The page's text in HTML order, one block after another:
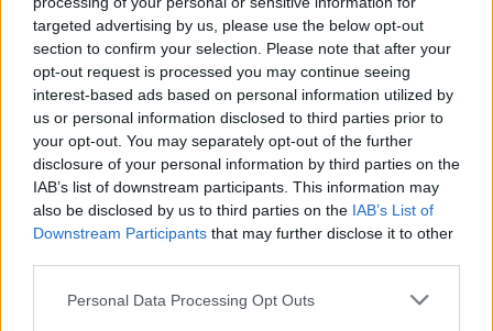
targeted advertising by us, please use the below opt-out
section to confirm your selection. Please note that after your
opt-out request is processed you may continue seeing
interest-based ads based on personal information utilized by
us or personal information disclosed to third parties prior to
your opt-out. You may separately opt-out of the further
disclosure of your personal information by third parties on the
IAB’s list of downstream participants. This information may
also be disclosed by us to third parties on the IAB’s List of
Downstream Participants that may further disclose it to other
Personal Data Processing Opt Outs
Ζώδια σήμερα: Οι προβλέψεις της Δευτέρας 10/8